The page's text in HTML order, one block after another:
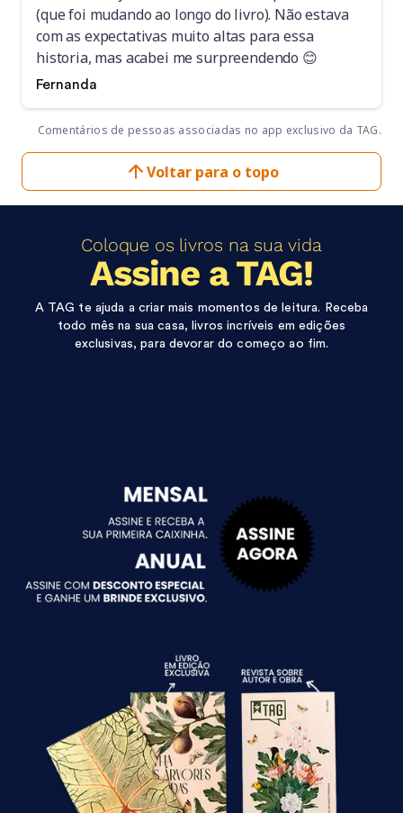
(que foi mudando ao longo do livro). Não estava
com as expectativas muito altas para essa
historia, mas acabei me surpreendendo 😊
Fernanda
Comentários de pessoas associadas no app exclusivo da TAG.
Voltar para o topo
Coloque os livros na sua vida
Assine a TAG!
A TAG te ajuda a criar mais momentos de leitura. Receba
todo mês na sua casa, livros incríveis em edições
exclusivas, para devorar do começo ao fim.